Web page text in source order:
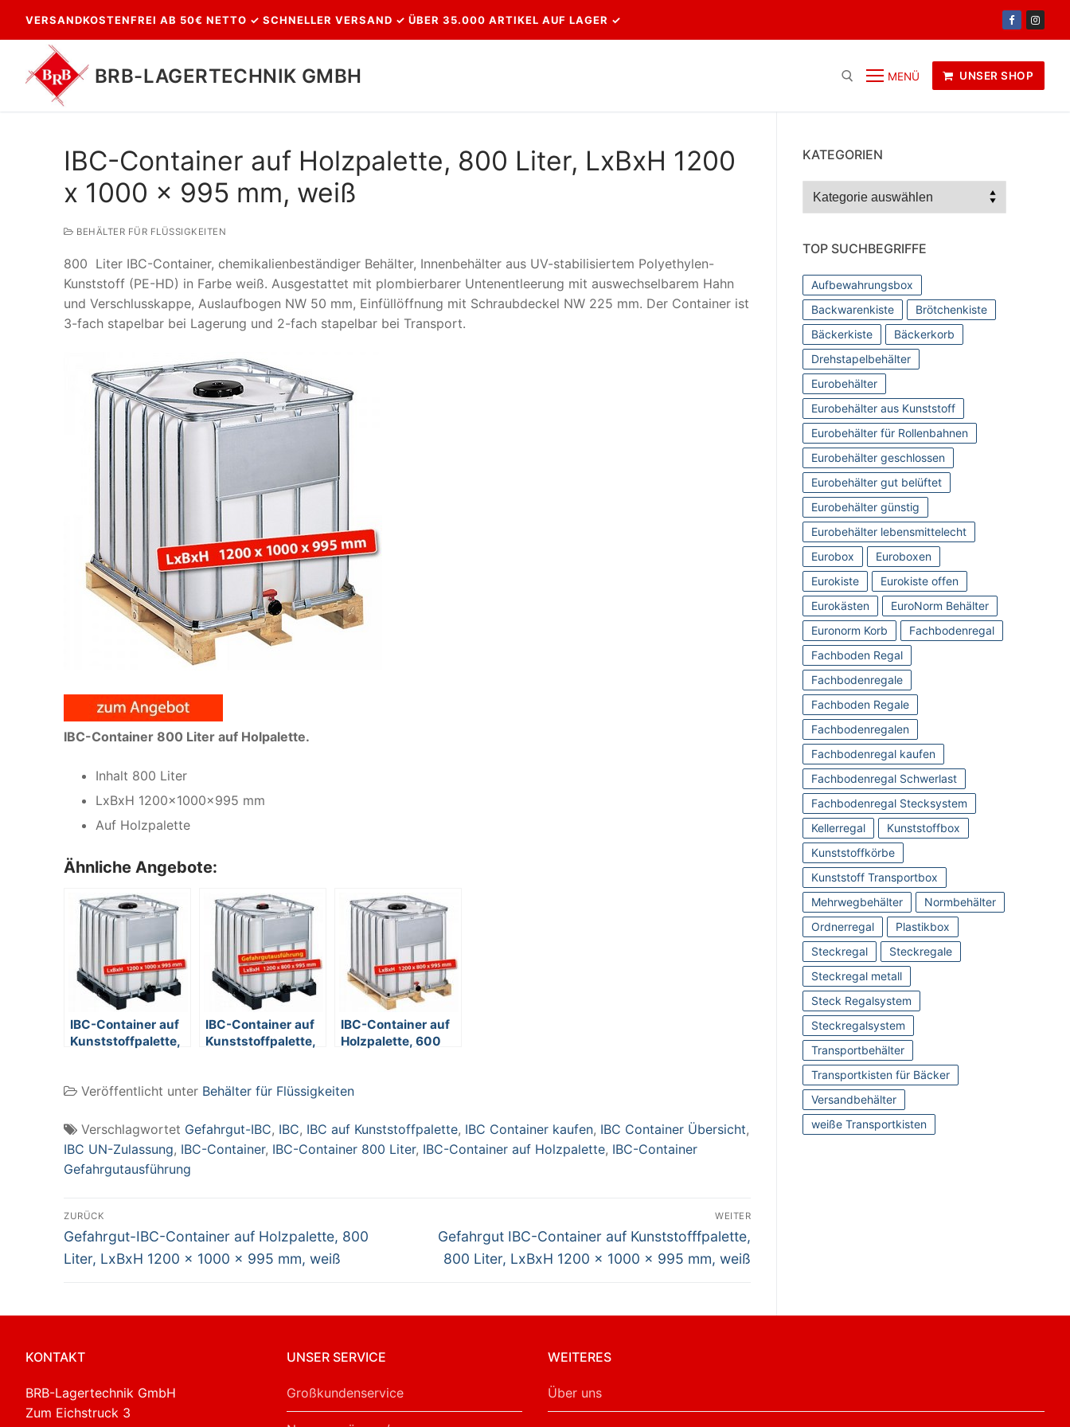
Inhalt
springen
VERSANDKOSTENFREI AB 50€ NETTO ✓ SCHNELLER VERSAND ✓ ÜBER 35.000 ARTIKEL AUF LAGER ✓
BRB-LAGERTECHNIK GMBH MENÜ UNSER SHOP
Suchen
IBC-Container auf Holzpalette, 800 Liter, LxBxH 1200
x 1000 x 995 mm, weiß
BEHÄLTER FÜR FLÜSSIGKEITEN
800 Liter IBC-Container, chemikalienbeständiger Behälter, Innenbehälter aus UV-stabilisiertem Polyethylen-
Kunststoff (PE-HD) in Farbe weiß. Ausgestattet mit plombierbarer Untenentleerung mit auswechselbarem Hahn
und Verschlusskappe, Auslaufbogen NW 50 mm, Einfüllöffnung mit Schraubdeckel NW 225 mm. Der Container ist
3-fach stapelbar bei Lagerung und 2-fach stapelbar bei Transport.
IBC-Container 800 Liter auf Holpalette.
Inhalt 800 Liter
LxBxH 1200x1000x995 mm
Auf Holzpalette
Ähnliche Angebote:
IBC-Container auf
Kunststoffpalette,
mm, weiß
IBC-Container auf
Kunststoffpalette,
1200 x 800 x 995
IBC-Container auf
Holzpalette, 600
weiß
Veröffentlicht unter Behälter für Flüssigkeiten
Verschlagwortet Gefahrgut-IBC, IBC, IBC auf Kunststoffpalette, IBC Container kaufen, IBC Container Übersicht,
IBC UN-Zulassung, IBC-Container, IBC-Container 800 Liter, IBC-Container auf Holzpalette, IBC-Container
Gefahrgutausführung
Beitragsnavigation
ZURÜCK
Vorheriger
Beitrag:
Gefahrgut-IBC-Container auf Holzpalette, 800
Liter, LxBxH 1200 x 1000 x 995 mm, weiß
WEITER
Nächster
Beitrag:
Gefahrgut IBC-Container auf Kunststofffpalette,
800 Liter, LxBxH 1200 x 1000 x 995 mm, weiß
KATEGORIEN
Kategorien
TOP SUCHBEGRIFFE
Aufbewahrungsbox
Backwarenkiste
Brötchenkiste
Bäckerkiste
Bäckerkorb
Drehstapelbehälter
Eurobehälter
Eurobehälter aus Kunststoff
Eurobehälter für Rollenbahnen
Eurobehälter geschlossen
Eurobehälter gut belüftet
Eurobehälter günstig
Eurobehälter lebensmittelecht
Eurobox
Euroboxen
Eurokiste
Eurokiste offen
Eurokästen
EuroNorm Behälter
Euronorm Korb
Fachbodenregal
Fachboden Regal
Fachbodenregale
Fachboden Regale
Fachbodenregalen
Fachbodenregal kaufen
Fachbodenregal Schwerlast
Fachbodenregal Stecksystem
Kellerregal
Kunststoffbox
Kunststoffkörbe
Kunststoff Transportbox
Mehrwegbehälter
Normbehälter
Ordnerregal
Plastikbox
Steckregal
Steckregale
Steckregal metall
Steck Regalsystem
Steckregalsystem
Transportbehälter
Transportkisten für Bäcker
Versandbehälter
weiße Transportkisten
KONTAKT
BRB-Lagertechnik GmbH
Zum Eichstruck 3
UNSER SERVICE
Großkundenservice
WEITERES
Über uns